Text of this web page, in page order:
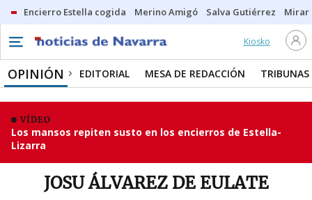
Encierro Estella cogida Merino Amigó Salva Gutiérrez Mirar
Kiosko
OPINIÓN EDITORIAL MESA DE REDACCIÓN TRIBUNAS
VÍDEO
Los mansos repiten susto en los encierros de Estella-
Lizarra
JOSU ÁLVAREZ DE EULATE